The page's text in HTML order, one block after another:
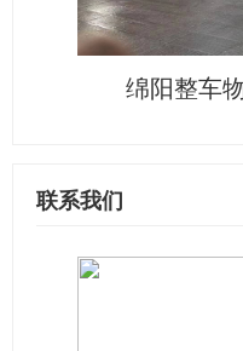
绵阳整车
联系我们